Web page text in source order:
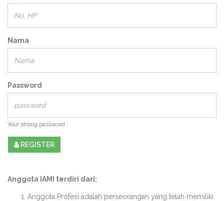
Nama
Password
Your strong password
REGISTER
Anggota IAMI terdiri dari:
Anggota Profesi adalah perseorangan yang telah memiliki